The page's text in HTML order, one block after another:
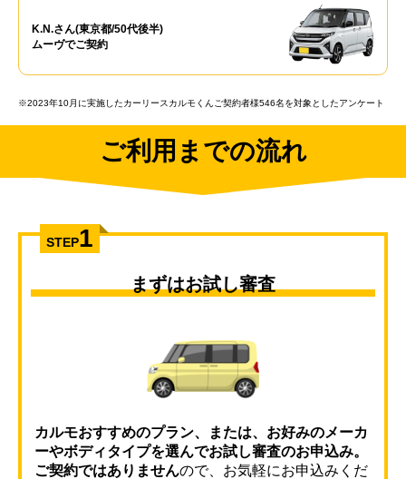
K.N.さん(東京都/50代後半)
ムーヴでご契約
※2023年10月に実施したカーリースカルモくんご契約者様546名を対象としたアンケート
ご利用までの流れ
STEP1
まずはお試し審査
カルモおすすめのプラン、または、お好みのメーカ
ーやボディタイプを選んでお試し審査のお申込み。
ご契約ではありませんので、お気軽にお申込みくだ